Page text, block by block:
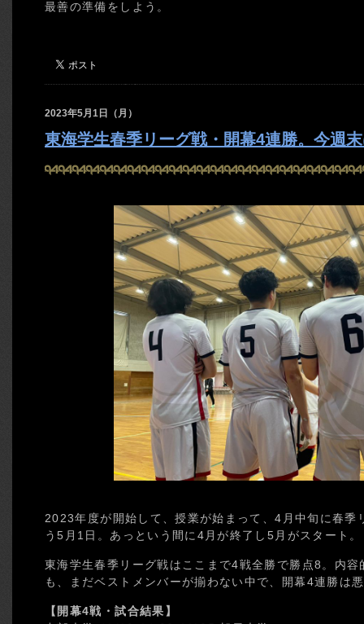
最善の準備をしよう。
2023年5月1日（月）
東海学生春季リーグ戦・開幕4連勝。今週
2023年度が開始して、授業が始まって、4月中旬に春季
う5月1日。あっという間に4月が終了し5月がスタート。
東海学生春季リーグ戦はここまで4戦全勝で勝点8。内
も、まだベストメンバーが揃わない中で、開幕4連勝は
【開幕4戦・試合結果】